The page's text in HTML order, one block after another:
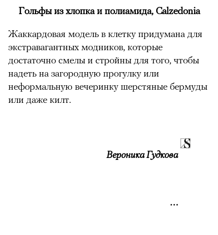
Гольфы из хлопка и полиамида, Calzedonia
Жаккардовая модель в клетку придумана для
экстравагантных модников, которые
достаточно смелы и стройны для того, чтобы
надеть на загородную прогулку или
неформальную вечеринку шерстяные бермуды
или даже килт.
Вероника Гудкова